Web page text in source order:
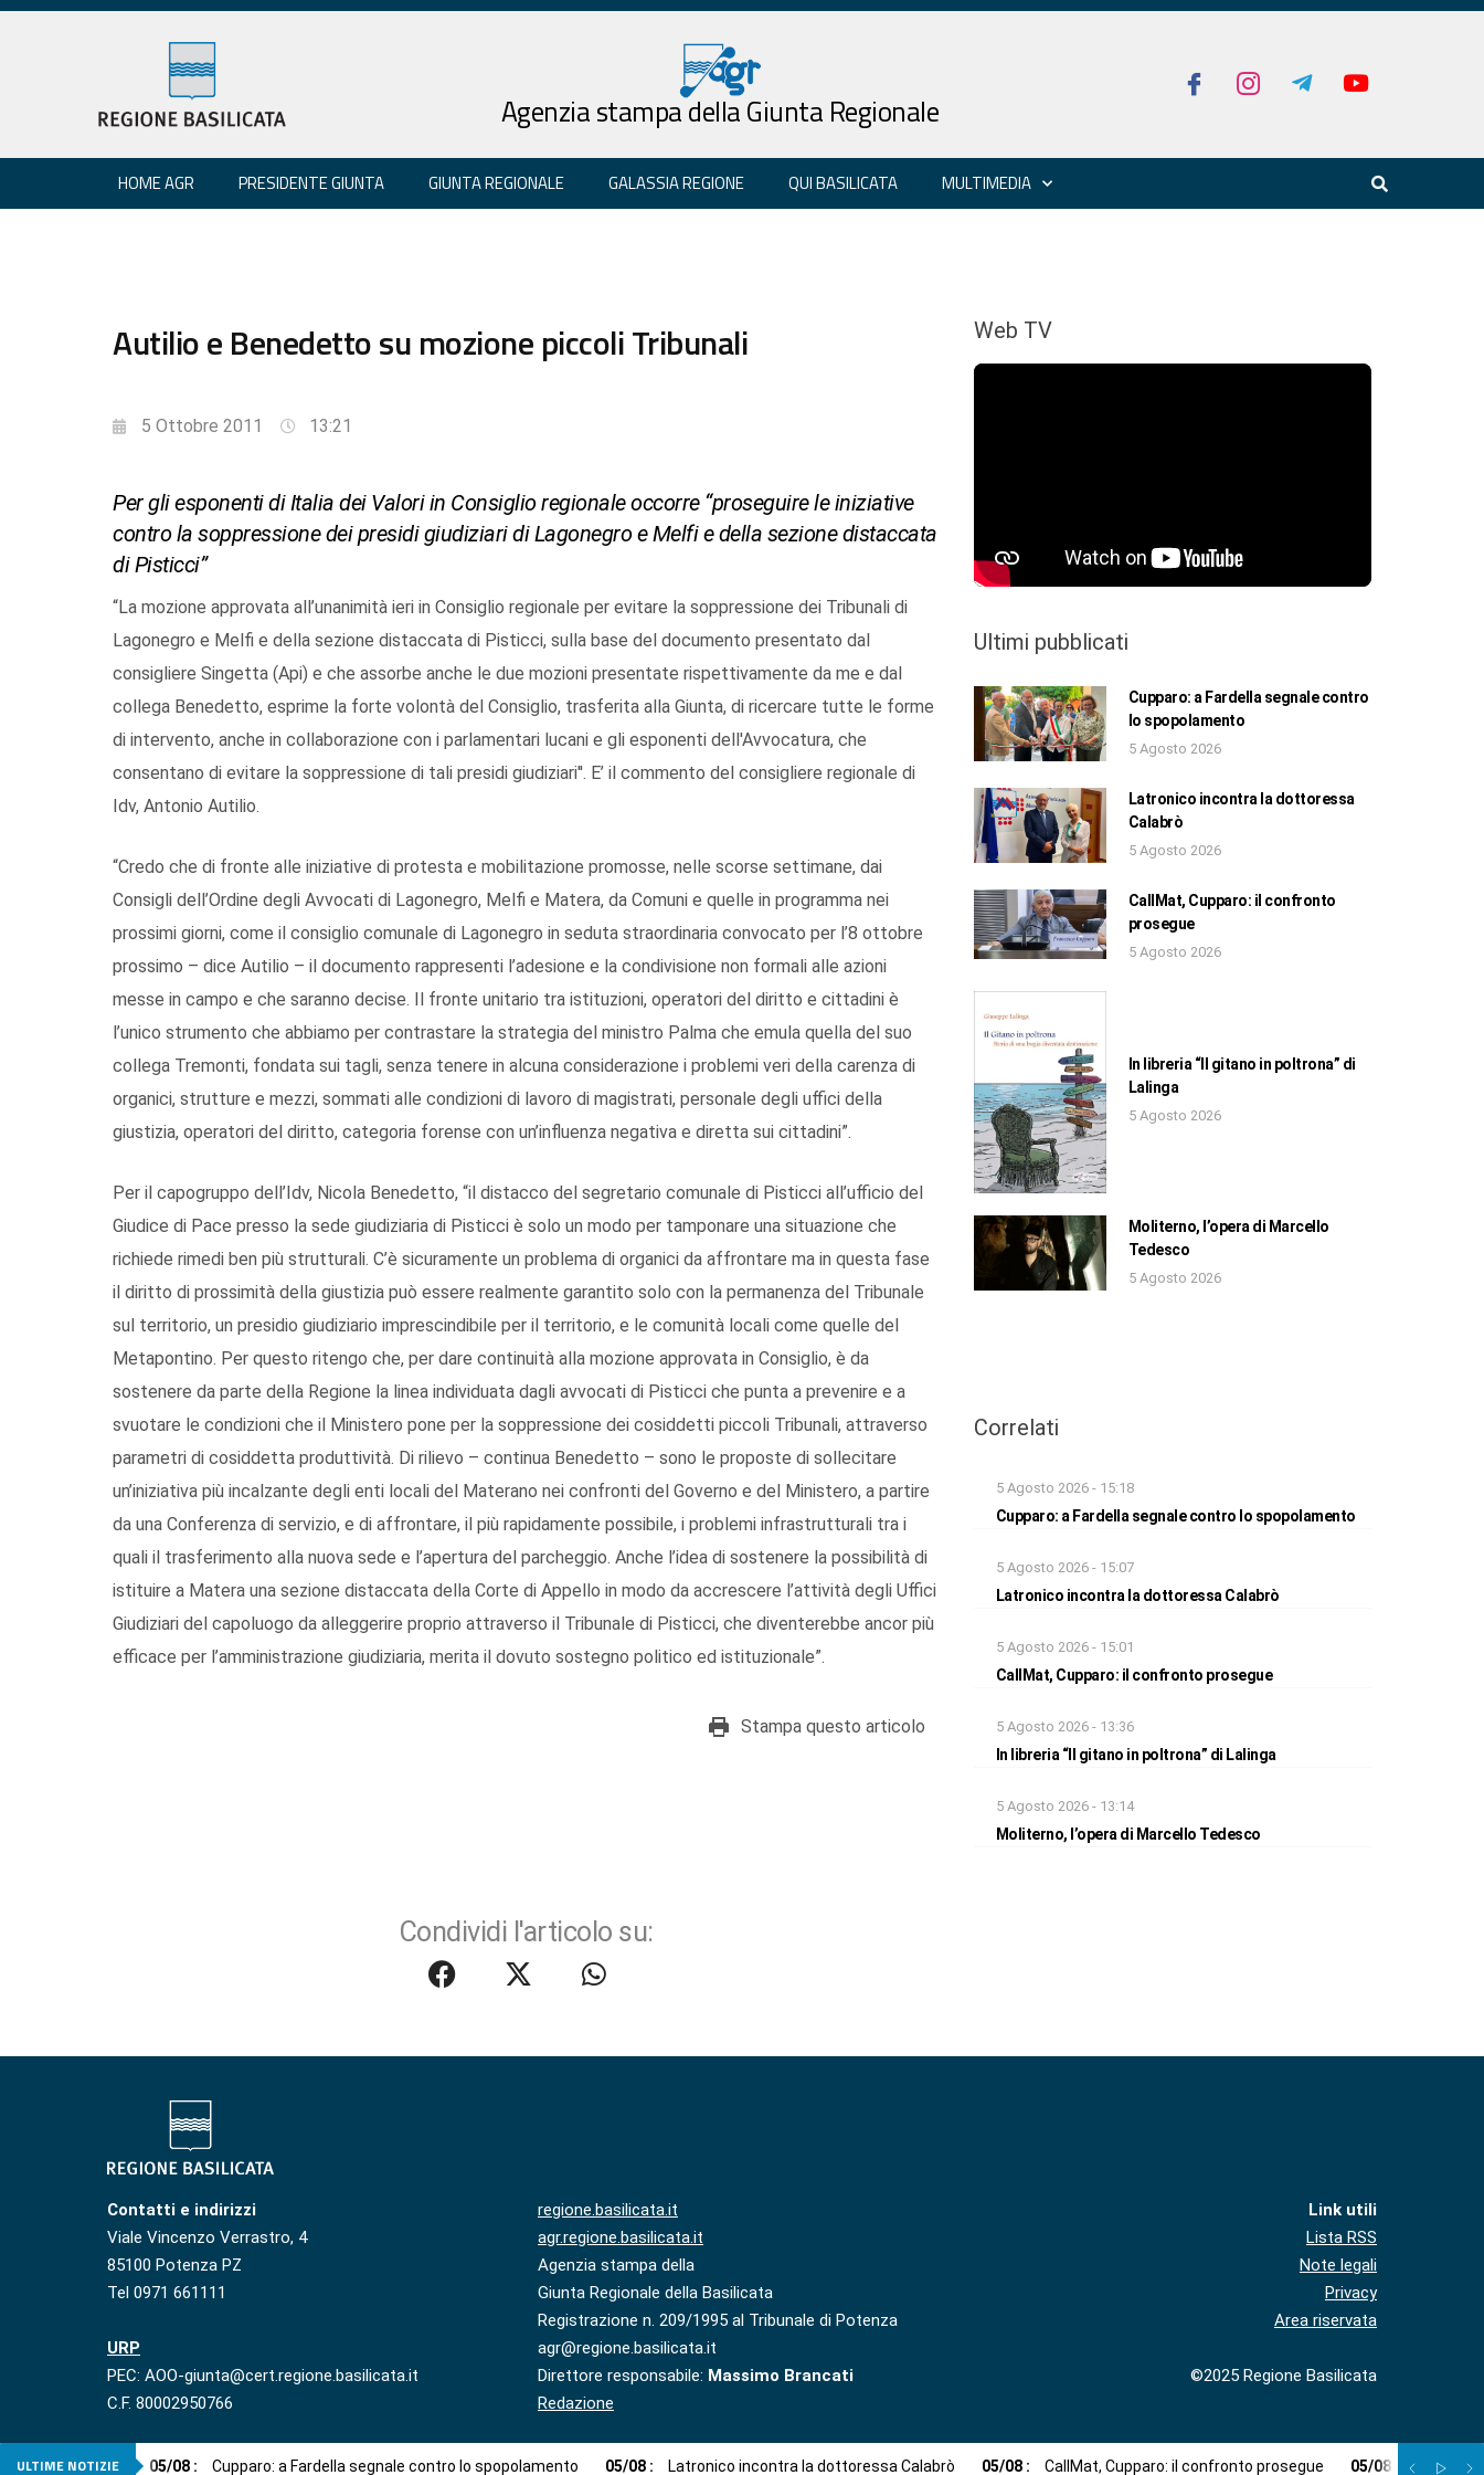
Agenzia stampa della Giunta Regionale
HOME AGR PRESIDENTE GIUNTA GIUNTA REGIONALE GALASSIA REGIONE QUI BASILICATA MULTIMEDIA
Autilio e Benedetto su mozione piccoli Tribunali
5 Ottobre 2011 13:21
Per gli esponenti di Italia dei Valori in Consiglio regionale occorre “proseguire le iniziative
contro la soppressione dei presidi giudiziari di Lagonegro e Melfi e della sezione distaccata
di Pisticci”
“La mozione approvata all’unanimità ieri in Consiglio regionale per evitare la soppressione dei Tribunali di
Lagonegro e Melfi e della sezione distaccata di Pisticci, sulla base del documento presentato dal
consigliere Singetta (Api) e che assorbe anche le due mozioni presentate rispettivamente da me e dal
collega Benedetto, esprime la forte volontà del Consiglio, trasferita alla Giunta, di ricercare tutte le forme
di intervento, anche in collaborazione con i parlamentari lucani e gli esponenti dell'Avvocatura, che
consentano di evitare la soppressione di tali presidi giudiziari''. E’ il commento del consigliere regionale di
Idv, Antonio Autilio.
“Credo che di fronte alle iniziative di protesta e mobilitazione promosse, nelle scorse settimane, dai
Consigli dell’Ordine degli Avvocati di Lagonegro, Melfi e Matera, da Comuni e quelle in programma nei
prossimi giorni, come il consiglio comunale di Lagonegro in seduta straordinaria convocato per l’8 ottobre
prossimo – dice Autilio – il documento rappresenti l’adesione e la condivisione non formali alle azioni
messe in campo e che saranno decise. Il fronte unitario tra istituzioni, operatori del diritto e cittadini è
l’unico strumento che abbiamo per contrastare la strategia del ministro Palma che emula quella del suo
collega Tremonti, fondata sui tagli, senza tenere in alcuna considerazione i problemi veri della carenza di
organici, strutture e mezzi, sommati alle condizioni di lavoro di magistrati, personale degli uffici della
giustizia, operatori del diritto, categoria forense con un’influenza negativa e diretta sui cittadini”.
Per il capogruppo dell’Idv, Nicola Benedetto, “il distacco del segretario comunale di Pisticci all’ufficio del
Giudice di Pace presso la sede giudiziaria di Pisticci è solo un modo per tamponare una situazione che
richiede rimedi ben più strutturali. C’è sicuramente un problema di organici da affrontare ma in questa fase
il diritto di prossimità della giustizia può essere realmente garantito solo con la permanenza del Tribunale
sul territorio, un presidio giudiziario imprescindibile per il territorio, e le comunità locali come quelle del
Metapontino. Per questo ritengo che, per dare continuità alla mozione approvata in Consiglio, è da
sostenere da parte della Regione la linea individuata dagli avvocati di Pisticci che punta a prevenire e a
svuotare le condizioni che il Ministero pone per la soppressione dei cosiddetti piccoli Tribunali, attraverso
parametri di cosiddetta produttività. Di rilievo – continua Benedetto – sono le proposte di sollecitare
un’iniziativa più incalzante degli enti locali del Materano nei confronti del Governo e del Ministero, a partire
da una Conferenza di servizio, e di affrontare, il più rapidamente possibile, i problemi infrastrutturali tra i
quali il trasferimento alla nuova sede e l’apertura del parcheggio. Anche l’idea di sostenere la possibilità di
istituire a Matera una sezione distaccata della Corte di Appello in modo da accrescere l’attività degli Uffici
Giudiziari del capoluogo da alleggerire proprio attraverso il Tribunale di Pisticci, che diventerebbe ancor più
efficace per l’amministrazione giudiziaria, merita il dovuto sostegno politico ed istituzionale”.
Stampa questo articolo
Condividi l'articolo su:
Web TV
Ultimi pubblicati
Cupparo: a Fardella segnale contro
lo spopolamento
5 Agosto 2026
Latronico incontra la dottoressa
Calabrò
5 Agosto 2026
CallMat, Cupparo: il confronto
prosegue
5 Agosto 2026
In libreria “Il gitano in poltrona” di
Lalinga
5 Agosto 2026
Moliterno, l’opera di Marcello
Tedesco
5 Agosto 2026
Correlati
5 Agosto 2026 - 15:18
Cupparo: a Fardella segnale contro lo spopolamento
5 Agosto 2026 - 15:07
Latronico incontra la dottoressa Calabrò
5 Agosto 2026 - 15:01
CallMat, Cupparo: il confronto prosegue
5 Agosto 2026 - 13:36
In libreria “Il gitano in poltrona” di Lalinga
5 Agosto 2026 - 13:14
Moliterno, l’opera di Marcello Tedesco
Contatti e indirizzi
Viale Vincenzo Verrastro, 4
85100 Potenza PZ
Tel 0971 661111
URP
PEC: AOO-giunta@cert.regione.basilicata.it
C.F. 80002950766
regione.basilicata.it
agr.regione.basilicata.it
Agenzia stampa della
Giunta Regionale della Basilicata
Registrazione n. 209/1995 al Tribunale di Potenza
agr@regione.basilicata.it
Direttore responsabile: Massimo Brancati
Redazione
Link utili
Lista RSS
Note legali
Privacy
Area riservata
©2025 Regione Basilicata
ULTIME NOTIZIE 05/08 : Cupparo: a Fardella segnale contro lo spopolamento 05/08 : Latronico incontra la dottoressa Calabrò 05/08 : CallMat, Cupparo: il confronto prosegue 05/08 In libreria